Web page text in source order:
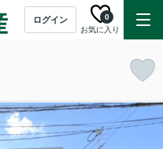
ログイン
お気に入り
0